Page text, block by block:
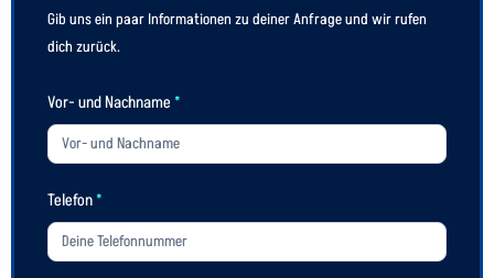
Gib uns ein paar Informationen zu deiner Anfrage und wir rufen
dich zurück.
Vor- und Nachname *
Telefon*